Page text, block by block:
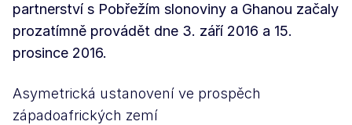
partnerství s Pobřežím slonoviny a Ghanou začaly
prozatímně provádět dne 3. září 2016 a 15.
prosince 2016.
Asymetrická ustanovení ve prospěch
západoafrických zemí